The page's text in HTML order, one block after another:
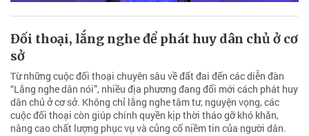
Đối thoại, lắng nghe để phát huy dân chủ ở cơ
sở
Từ những cuộc đối thoại chuyên sâu về đất đai đến các diễn đàn
“Lắng nghe dân nói”, nhiều địa phương đang đổi mới cách phát huy
dân chủ ở cơ sở. Không chỉ lắng nghe tâm tư, nguyện vọng, các
cuộc đối thoại còn giúp chính quyền kịp thời tháo gỡ khó khăn,
nâng cao chất lượng phục vụ và củng cố niềm tin của người dân.